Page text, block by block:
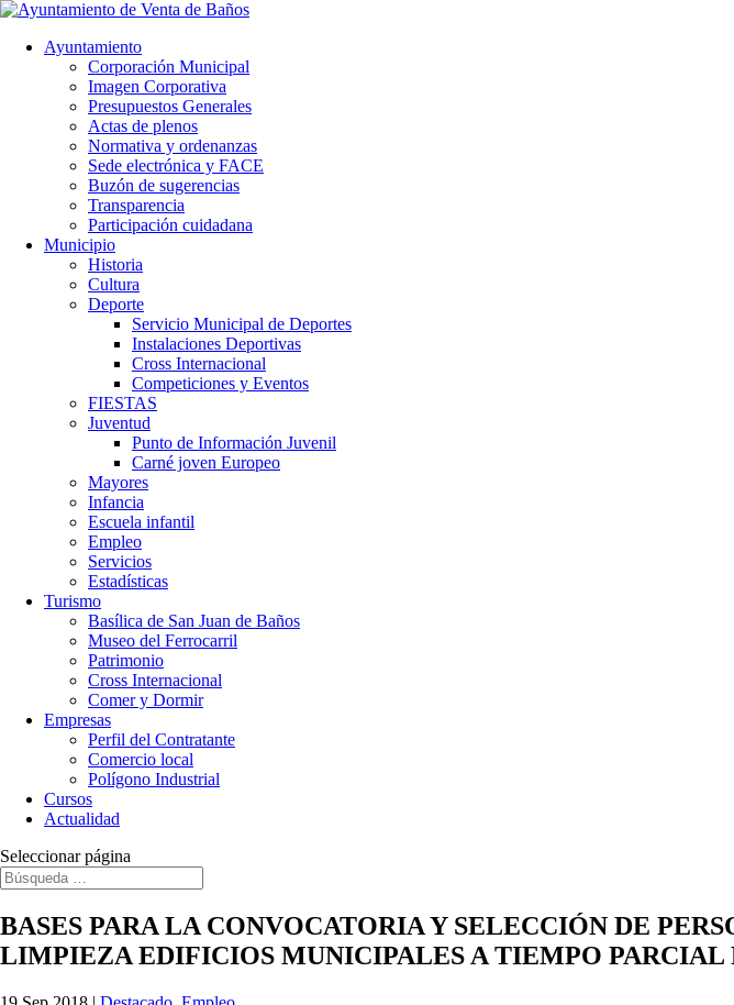
Ayuntamiento
Corporación Municipal
Imagen Corporativa
Presupuestos Generales
Actas de plenos
Normativa y ordenanzas
Sede electrónica y FACE
Buzón de sugerencias
Transparencia
Participación cuidadana
Municipio
Historia
Cultura
Deporte
Servicio Municipal de Deportes
Instalaciones Deportivas
Cross Internacional
Competiciones y Eventos
FIESTAS
Juventud
Punto de Información Juvenil
Carné joven Europeo
Mayores
Infancia
Escuela infantil
Empleo
Servicios
Estadísticas
Turismo
Basílica de San Juan de Baños
Museo del Ferrocarril
Patrimonio
Cross Internacional
Comer y Dormir
Empresas
Perfil del Contratante
Comercio local
Polígono Industrial
Cursos
Actualidad
Seleccionar página
BASES PARA LA CONVOCATORIA Y SELECCIÓN DE
LIMPIEZA EDIFICIOS MUNICIPALES A TIEMPO PARCIAL